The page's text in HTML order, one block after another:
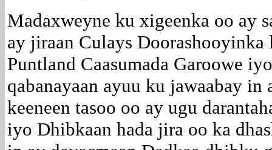
Madaxweyne ku xigeenka oo ay
ay jiraan Culays
Puntland Caasumada Garoowe
qabanayaan ayuu ku jawaabay
keeneen tasoo oo ay ugu
iyo Dhibkaan hada jira oo ka